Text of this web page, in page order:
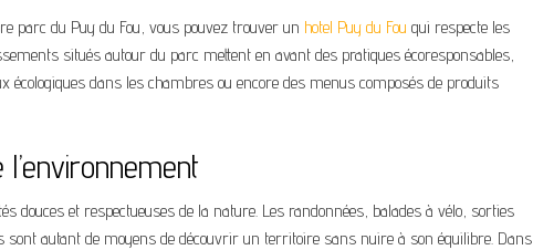
parc du Puy du Fou, vous pouvez trouver un hotel Puy du Fou qui respecte les
situés autour du parc mettent en avant des pratiques écoresponsables,
écologiques dans les chambres ou encore des menus composés de produits
douces et respectueuses de la nature. Les randonnées, balades à vélo, sorties
sont autant de moyens de découvrir un territoire sans nuire à son équilibre. Dans